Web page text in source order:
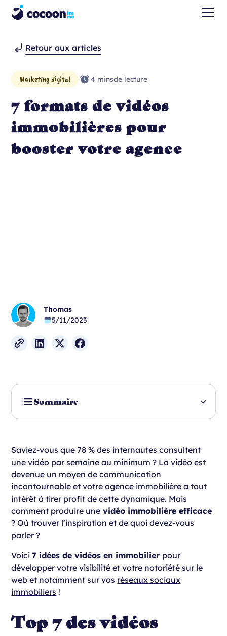
Retour aux articles
Marketing digital 4 minsde lecture
7 formats de vidéos
immobilières pour
booster votre agence
Thomas
5/11/2023
Sommaire
Top 7 des vidéos immobilières efficaces
2. La vidéo « Présentation »
3. La vidéo « Gestion locative »
4. La vidéo « Conseil Immobilier »
5. La vidéo « Témoignage client »
6. La vidéo « Recrutement »
7. La vidéo « Pitch d’ascenseur »
Où publier vos vidéos de promotion immobilière
Saviez-vous que 78 % des internautes consultent
une vidéo par semaine au minimum ? La vidéo est
devenue un moyen de communication
incontournable et votre agence immobilière a tout
intérêt à tirer profit de cette dynamique. Mais
comment produire une vidéo immobilière efficace
? Où trouver l’inspiration et de quoi devez-vous
parler ?
Voici7 idées de vidéos en immobilier pour
développer votre visibilité et votre notoriété sur le
web et notamment sur vos réseaux sociaux
immobiliers !
Top 7 des vidéos